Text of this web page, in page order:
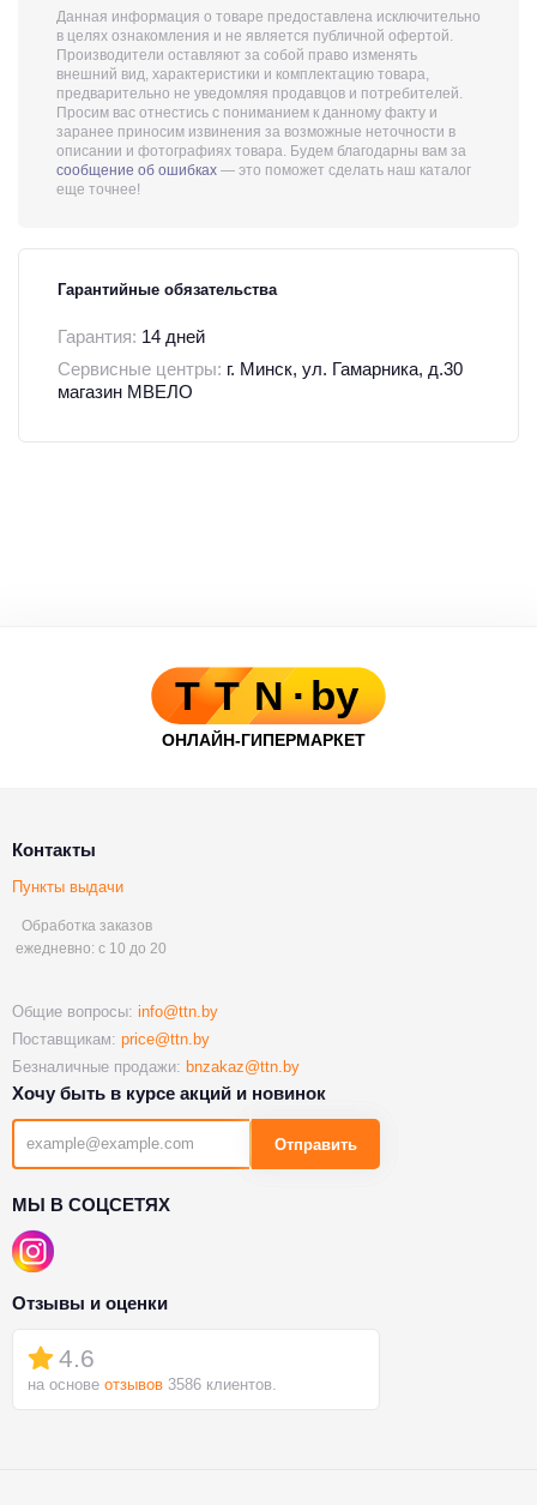
Данная информация о товаре предоставлена исключительно
в целях ознакомления и не является публичной офертой.
Производители оставляют за собой право изменять
внешний вид, характеристики и комплектацию товара,
предварительно не уведомляя продавцов и потребителей.
Просим вас отнестись с пониманием к данному факту и
заранее приносим извинения за возможные неточности в
описании и фотографиях товара. Будем благодарны вам за
сообщение об ошибках — это поможет сделать наш каталог
еще точнее!
Гарантийные обязательства
Гарантия: 14 дней
Сервисные центры: г. Минск, ул. Гамарника, д.30
магазин МВЕЛО
Контакты
Пункты выдачи
Обработка заказов
ежедневно: с 10 до 20
Общие вопросы: info@ttn.by
Поставщикам: price@ttn.by
Безналичные продажи: bnzakaz@ttn.by
Хочу быть в курсе акций и новинок
Отправить
МЫ В СОЦСЕТЯХ
Отзывы и оценки
4.6
на основе отзывов 3586 клиентов.